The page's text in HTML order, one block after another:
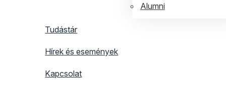
Alumni
Tudástár
Hírek és események
Kapcsolat